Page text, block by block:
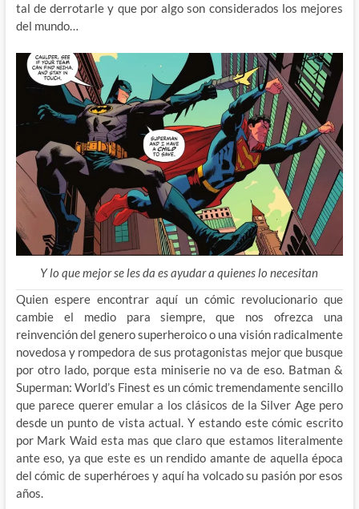
tal de derrotarle y que por algo son considerados los mejores
del mundo…
Y lo que mejor se les da es ayudar a quienes lo necesitan
Quien espere encontrar aquí un cómic revolucionario que
cambie el medio para siempre, que nos ofrezca una
reinvención del genero superheroico o una visión radicalmente
novedosa y rompedora de sus protagonistas mejor que busque
por otro lado, porque esta miniserie no va de eso. Batman &
Superman: World’s Finest es un cómic tremendamente sencillo
que parece querer emular a los clásicos de la Silver Age pero
desde un punto de vista actual. Y estando este cómic escrito
por Mark Waid esta mas que claro que estamos literalmente
ante eso, ya que este es un rendido amante de aquella época
del cómic de superhéroes y aquí ha volcado su pasión por esos
años.